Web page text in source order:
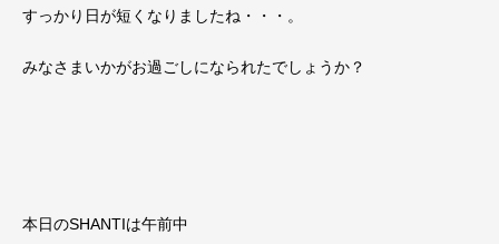
すっかり日が短くなりましたね・・・。
みなさまいかがお過ごしになられたでしょうか？
本日のSHANTIは午前中